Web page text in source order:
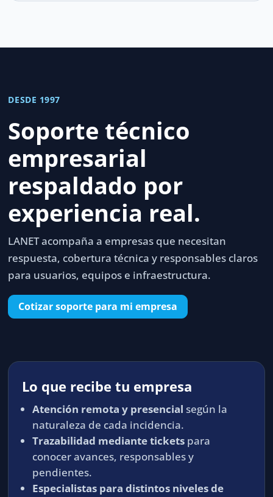
DESDE 1997
Soporte técnico
empresarial
respaldado por
experiencia real.
LANET acompaña a empresas que necesitan
respuesta, cobertura técnica y responsables claros
para usuarios, equipos e infraestructura.
Cotizar soporte para mi empresa
Lo que recibe tu empresa
Atención remota y presencial según la
naturaleza de cada incidencia.
Trazabilidad mediante tickets para
conocer avances, responsables y
pendientes.
Especialistas para distintos niveles de